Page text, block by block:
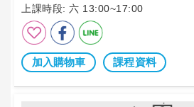
上課時段: 六 13:00~17:00
加入購物車 課程資料